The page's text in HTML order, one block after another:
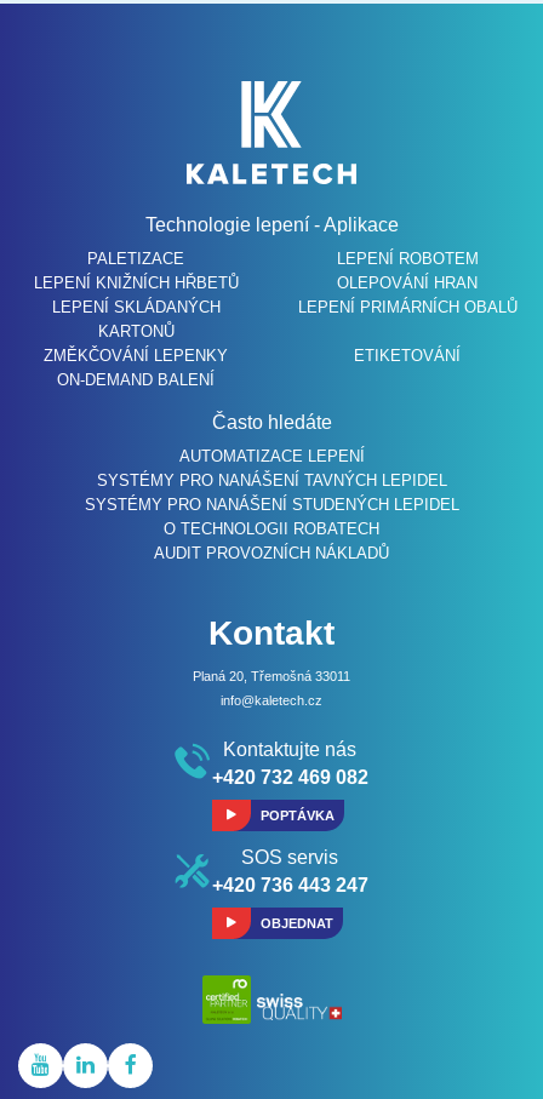
Technologie lepení - Aplikace
PALETIZACE
LEPENÍ ROBOTEM
LEPENÍ KNIŽNÍCH HŘBETŮ
OLEPOVÁNÍ HRAN
LEPENÍ SKLÁDANÝCH
KARTONŮ
LEPENÍ PRIMÁRNÍCH OBALŮ
ZMĚKČOVÁNÍ LEPENKY
ETIKETOVÁNÍ
ON-DEMAND BALENÍ
Často hledáte
AUTOMATIZACE LEPENÍ
SYSTÉMY PRO NANÁŠENÍ TAVNÝCH LEPIDEL
SYSTÉMY PRO NANÁŠENÍ STUDENÝCH LEPIDEL
O TECHNOLOGII ROBATECH
AUDIT PROVOZNÍCH NÁKLADŮ
Kontakt
Planá 20, Třemošná 33011
info@kaletech.cz
Kontaktujte nás
+420 732 469 082
POPTÁVKA
SOS servis
+420 736 443 247
OBJEDNAT